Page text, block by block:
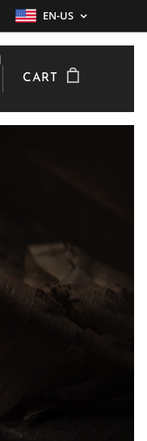
EN-US
CART